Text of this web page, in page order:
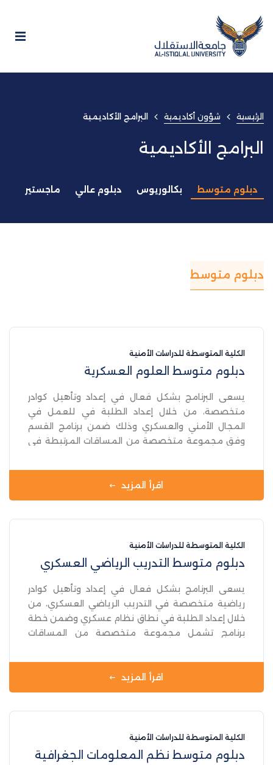
الرئيسية شؤون أكاديمية البرامج الأكاديمية
البرامج الأكاديمية
دبلوم متوسط بكالوريوس دبلوم عالي ماجستير
دبلوم متوسط
الكلية المتوسطة للدراسات الأمنية
دبلوم متوسط العلوم العسكرية
يسعى البرنامج بشكل فعال في إعداد وتأهيل كوادر
متخصصة، من خلال إعداد الطلبة في للعمل في
المجال الأمني والعسكري وذلك ضمن برنامج القسم
وفق مجموعة متخصصة من المساقات المرتبطة في
بمعارف ومهارات تضمن بشكل فعال متطلبات العمل
العسكري ومهاراته الإدارية في المؤسسة الأمنية .
اقرأ المزيد
الكلية المتوسطة للدراسات الأمنية
دبلوم متوسط التدريب الرياضي العسكري
يسعى البرنامج بشكل فعال في إعداد وتأهيل كوادر
رياضية متخصصة في التدريب الرياضي العسكري، من
خلال إعداد الطلبة في نطاق نظام عسكري وضمن خطة
برنامج تشمل مجموعة متخصصة من المساقات
وضمن نطاق التدريب العسكري على وجه الخصوص،
ويعد الطالب مزودا بمعارف ومهارات تضمن بشكل
فعال متطلبات العمل العسكري ومهاراته التدريبية في
اقرأ المزيد
الكلية المتوسطة للدراسات الأمنية
دبلوم متوسط نظم المعلومات الجغرافية